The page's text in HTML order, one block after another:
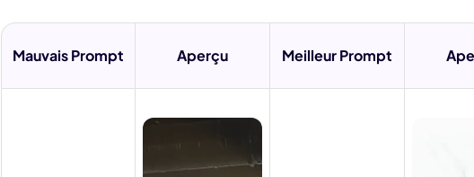
Mauvais Prompt Aperçu Meilleur Prompt
Kling 3.0 sur Edimakor